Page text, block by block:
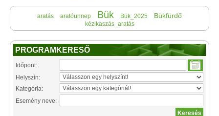
aratás aratóünnep Bük Bük_2025 Bükfürdő
kézikaszás_aratás
PROGRAMKERESŐ
Időpont:
Helyszín:
Kategória:
Esemény neve: